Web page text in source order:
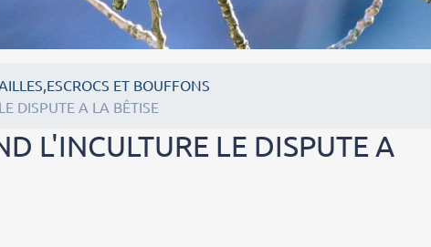
ET BOUFFONS
DISPUTE A LA BÊTISE
L'INCULTURE LE DISPUTE A